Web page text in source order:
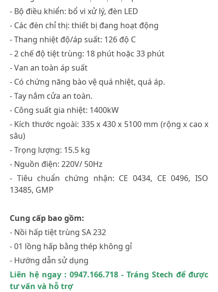
- Bộ điều khiển: bổ vi xử lý, đèn LED
- Các đèn chỉ thị: thiết bị đang hoạt động
- Thang nhiệt độ/áp suất: 126 độ C
- 2 chế độ tiệt trùng: 18 phút hoặc 33 phút
- Van an toàn áp suất
- Có chứng năng bào vệ quá nhiệt, quá áp.
- Tay nắm cửa an toàn.
- Công suất gia nhiệt: 1400kW
- Kích thước ngoài: 335 x 430 x 5100 mm (rộng x cao x
sâu)
- Trọng lượng: 15.5 kg
- Nguồn điện: 220V/ 50Hz
- Tiêu chuẩn chứng nhận: CE 0434, CE 0496, ISO
13485, GMP
Cung cấp bao gồm:
- Nồi hấp tiệt trùng SA 232
- 01 lồng hấp bằng thép không gỉ
- Hướng dẫn sử dụng
Liên hệ ngay : 0947.166.718 - Tráng Stech để được
tư vấn và hỗ trợ